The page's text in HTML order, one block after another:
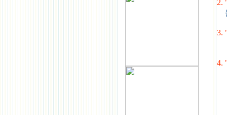
2.
3.
4.